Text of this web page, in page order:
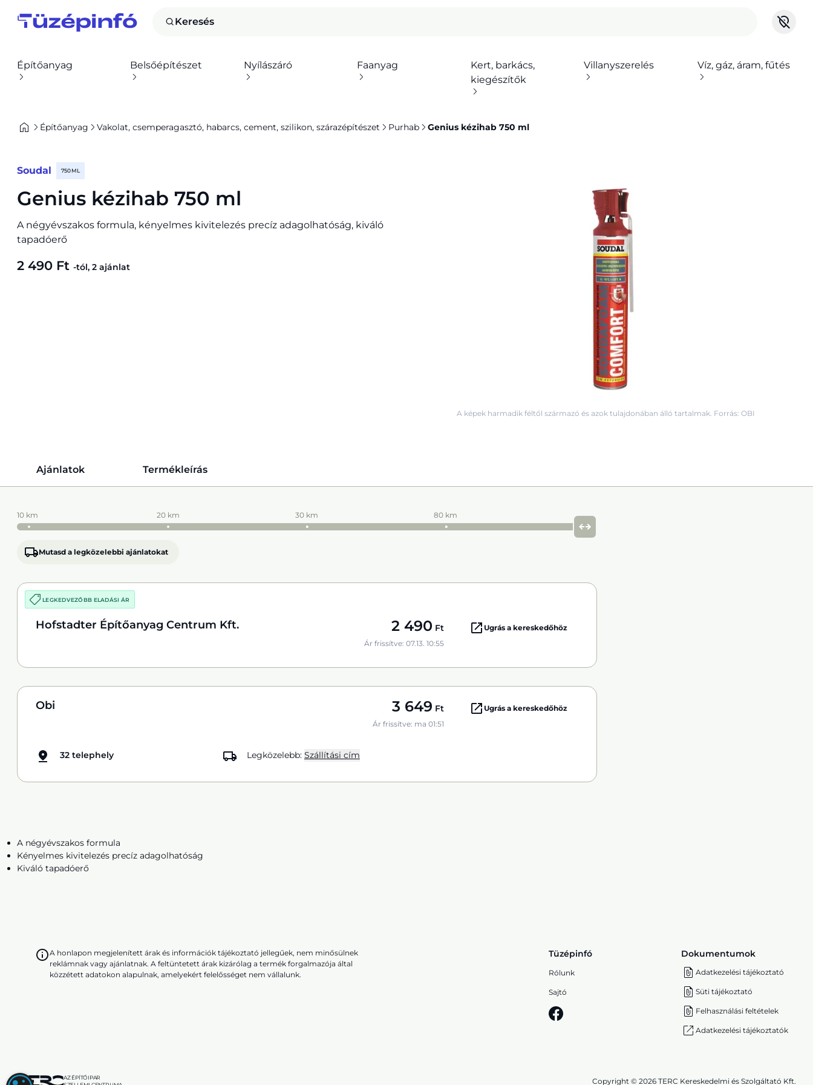
Keresés
Építőanyag Belsőépítészet Nyílászáró Faanyag
Kert, barkács,
kiegészítők
Villanyszerelés Víz, gáz, áram, fűtés
Építőanyag Vakolat, csemperagasztó, habarcs, cement, szilikon, szárazépítészet Purhab Genius kézihab 750 ml
Soudal 750 ML
Genius kézihab 750 ml
A négyévszakos formula, kényelmes kivitelezés precíz adagolhatóság, kiváló
tapadóerő
2 490 Ft -tól, 2 ajánlat
A képek harmadik féltől származó és azok tulajdonában álló tartalmak. Forrás: OBI
Ajánlatok Termékleírás
10 km 20 km 30 km 80 km
Mutasd a legközelebbi ajánlatokat
LEGKEDVEZŐBB ELADÁSI ÁR
Hofstadter Építőanyag Centrum Kft. 2 490 Ft
Ár frissítve: 07.13. 10:55
Ugrás a kereskedőhöz
Obi 3 649 Ft
Ár frissítve: ma 01:51
Ugrás a kereskedőhöz
32 telephely Legközelebb: Szállítási cím
A négyévszakos formula
Kényelmes kivitelezés precíz adagolhatóság
Kiváló tapadóerő
A honlapon megjelenített árak és információk tájékoztató jellegűek, nem minősülnek
reklámnak vagy ajánlatnak. A feltüntetett árak kizárólag a termék forgalmazója által
közzétett adatokon alapulnak, amelyekért felelősséget nem vállalunk.
Tüzépinfó
Rólunk
Sajtó
Dokumentumok
Adatkezelési tájékoztató
Süti tájékoztató
Felhasználási feltételek
Adatkezelési tájékoztatók
AZ ÉPÍTŐIPAR
Copyright © 2026 TERC Kereskedelmi és Szolgáltató Kft.